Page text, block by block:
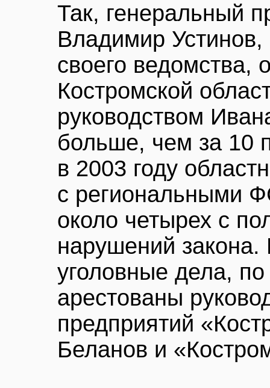
Так, генеральный
Владимир Устинов,
своего ведомства,
Костромской
руководством
больше, чем за 10
в 2003 году
с региональными
около четырех с
нарушений закона.
уголовные дела,
арестованы
предприятий
Беланов и